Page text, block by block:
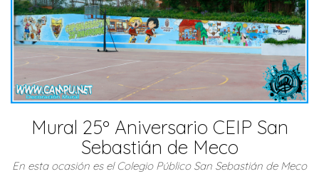
Mural 25º Aniversario CEIP San
Sebastián de Meco
En esta ocasión es el Colegio Público San Sebastián de Meco